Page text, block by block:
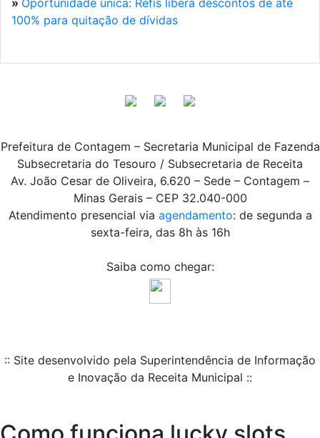
» Oportunidade única: Refis libera descontos de até
100% para quitação de dívidas
Prefeitura de Contagem – Secretaria Municipal de Fazenda
Subsecretaria do Tesouro / Subsecretaria de Receita
Av. João Cesar de Oliveira, 6.620 – Sede – Contagem –
Minas Gerais – CEP 32.040-000
Atendimento presencial via agendamento: de segunda a
sexta-feira, das 8h às 16h
Saiba como chegar:
:: Site desenvolvido pela Superintendência de Informação
e Inovação da Receita Municipal ::